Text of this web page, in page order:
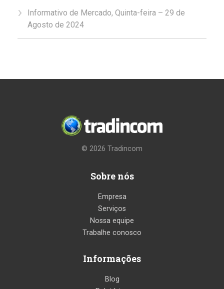
Informativo de Mercado, Quinta-feira – 29 de
Agosto de 2024
© 2026 Tradincom
Sobre nós
Empresa
Serviços
Nossa equipe
Trabalhe conosco
Informações
Blog